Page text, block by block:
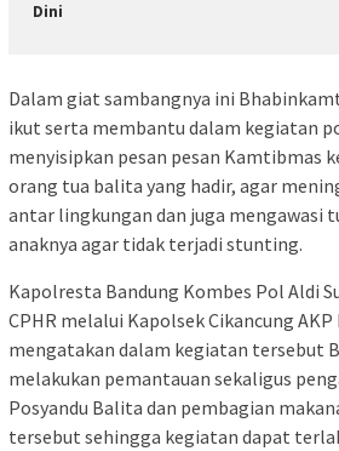
Dini
Dalam giat sambangnya ini
ikut serta membantu dalam kegiatan
menyisipkan pesan pesan Kamtibmas
orang tua balita yang hadir, agar
antar lingkungan dan juga mengawasi
anaknya agar tidak terjadi stunting.
Kapolresta Bandung Kombes Pol Aldi
CPHR melalui Kapolsek Cikancung AKP
mengatakan dalam kegiatan tersebut
melakukan pemantauan sekaligus
Posyandu Balita dan pembagian
tersebut sehingga kegiatan dapat